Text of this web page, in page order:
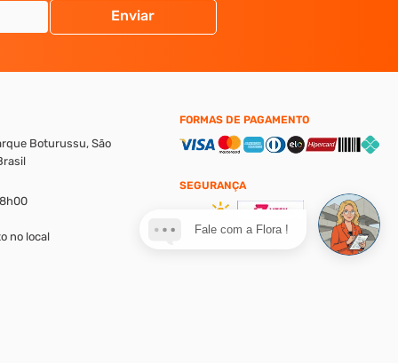
Enviar
Boturussu, São
no local
FORMAS DE PAGAMENTO
SEGURANÇA
Fale com a Flora !